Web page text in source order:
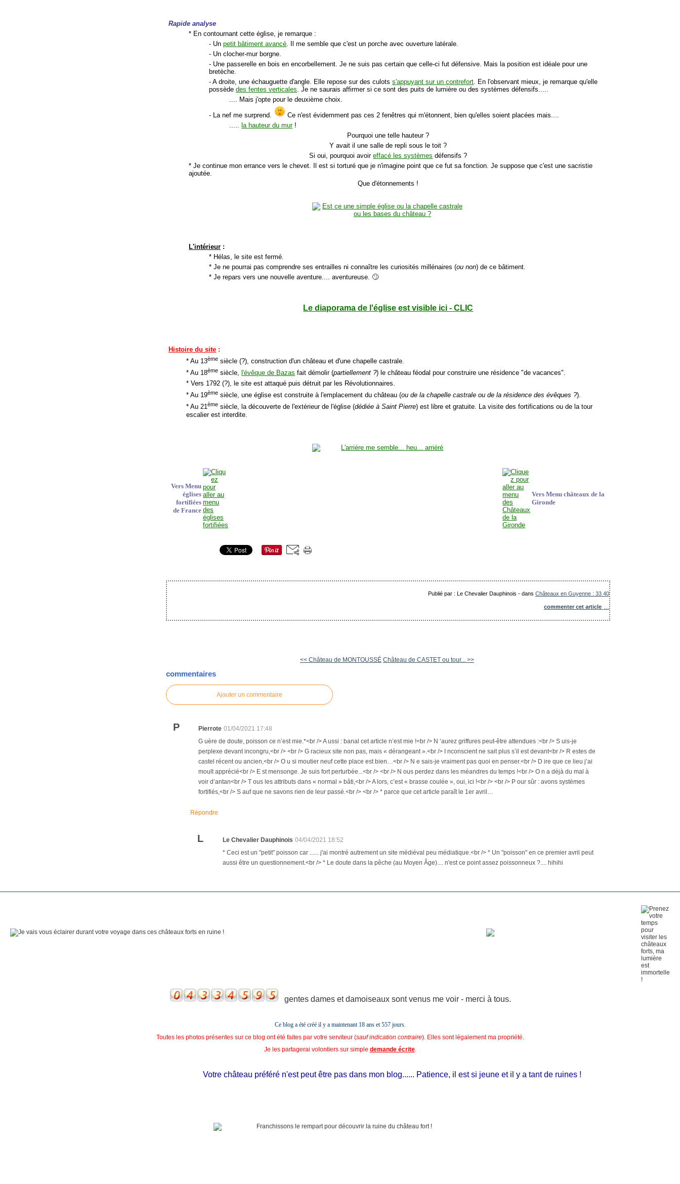
Rapide analyse
* En contournant cette église, je remarque :
- Unpetit bâtiment avancé . Il me semble que c'est un porche avec ouverture latérale.
- Un clocher-mur borgne.
- Une passerelle en bois en encorbellement. Je ne suis pas certain que celle-ci fut défensive. Mais la position est idéale pour une
bretèche.
- A droite, une échauguette d'angle. Elle repose sur des culotss'appuyant sur un contrefort . En l'observant mieux, je remarque qu'elle
possèdedes fentes verticales . Je ne saurais affirmer si ce sont des puits de lumière ou des systèmes défensifs.....
.... Mais j'opte pour le deuxième choix.
- La nef me surprend.
Ce n'est évidemment pas ces 2 fenêtres qui m'étonnent, bien qu'elles soient placées mais....
la hauteur du mur!
Pourquoi une telle hauteur ?
Y avait il une salle de repli sous le toit ?
Si oui, pourquoi avoireffacé les systèmes défensifs ?
* Je continue mon errance vers le chevet. Il est si torturé que je n'imagine point que ce fut sa fonction. Je suppose que c'est une sacristie
ajoutée.
Que d'étonnements !
L'intérieur :
* Hélas, le site est fermé.
* Je ne pourrai pas comprendre ses entrailles ni connaître les curiosités millénaires (ou non) de ce bâtiment.
* Je repars vers une nouvelle aventure.... aventureuse. 🙄
Le diaporama de l'église est visible ici - CLIC
Histoire du site :
* Au 13ème siècle (?), construction d'un château et d'une chapelle castrale.
* Au 18ème siècle, l'évêque de Bazas fait démolir (partiellement ?) le château féodal pour construire une résidence "de vacances".
* Vers 1792 (?), le site est attaqué puis détruit par les Révolutionnaires.
* Au 19ème siècle, une église est construite à l'emplacement du château (ou de la chapelle castrale ou de la résidence des évêques ?).
* Au 21ème siècle, la découverte de l'extérieur de l'église (dédiée à Saint Pierre) est libre et gratuite. La visite des fortifications ou de la tour
escalier est interdite.
Vers Menu
églises
fortifiées
de France
Vers Menu châteaux de la
Gironde
Publié par : Le Chevalier Dauphinois -dans Châteaux en Guyenne : 33 40
commenter cet article
<< Château de MONTOUSSÉ Château de CASTET ou tour... >>
commentaires
Ajouter un commentaire
P Pierrote 01/04/2021 17:48
G uère de doute, poisson ce n’est mie.*<br /> A ussi : banal cet article n’est mie !<br /> N ‘aurez griffures peut-être attendues :<br /> S uis-je
perplexe devant incongru,<br /> <br /> G racieux site non pas, mais « dérangeant ».<br /> I nconscient ne sait plus s’il est devant<br /> R estes de
castel récent ou ancien,<br /> O u si moutier neuf cette place est bien…<br /> N e sais-je vraiment pas quoi en penser.<br /> D ire que ce lieu j’ai
moult apprécié<br /> E st mensonge. Je suis fort perturbée...<br /> <br /> N ous perdez dans les méandres du temps !<br /> O n a déjà du mal à
voir d’antan<br /> T ous les attributs dans « normal » bâti,<br /> A lors, c’est « brasse coulée », oui, ici !<br /> <br /> P our sûr : avons systèmes
fortifiés,<br /> S auf que ne savons rien de leur passé.<br /> <br /> * parce que cet article paraît le 1er avril…
Répondre
L Le Chevalier Dauphinois 04/04/2021 18:52
* Ceci est un "petit" poisson car ...... j'ai montré autrement un site médiéval peu médiatique.<br /> * Un "poisson" en ce premier avril peut
aussi être un questionnement.<br /> * Le doute dans la pêche (au Moyen Âge).... n'est ce point assez poissonneux ?.... hihihi
gentes dames et damoiseaux sont venus me voir - merci à tous.
Ce blog a été créé il y a maintenant 18 ans et 557 jours.
Toutes les photos présentes sur ce blog ont été faites par votre serviteur (sauf indication contraire). Elles sont légalement ma propriété.
Je les partagerai volontiers sur simple demande écrite.
Votre château préféré n'est peut être pas dans mon blog...... Patience, il est si jeune et il y a tant de ruines !